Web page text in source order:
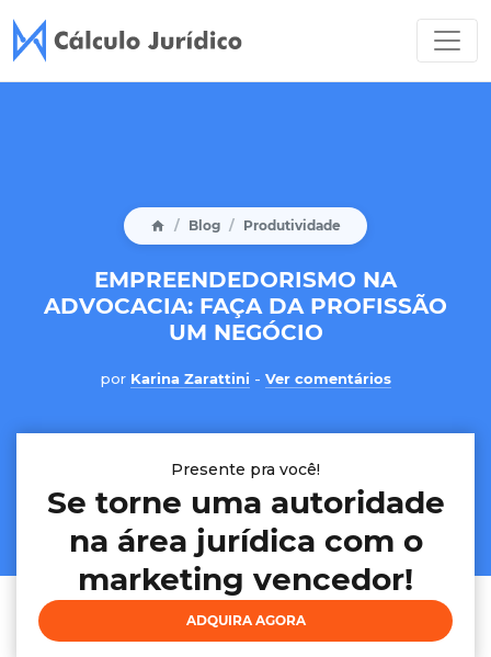
Blog Produtividade
EMPREENDEDORISMO NA
ADVOCACIA: FAÇA DA PROFISSÃO
UM NEGÓCIO
por Karina Zarattini - Ver comentários
Presente pra você!
Se torne uma autoridade
na área jurídica com o
marketing vencedor!
ADQUIRA AGORA